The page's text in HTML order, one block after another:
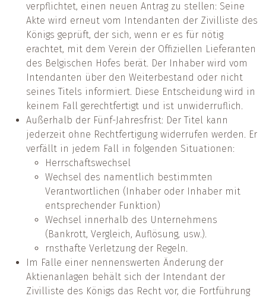
verpflichtet, einen neuen Antrag zu stellen: Seine
Akte wird erneut vom Intendanten der Zivilliste des
Königs geprüft, der sich, wenn er es für nötig
erachtet, mit dem Verein der Offiziellen Lieferanten
des Belgischen Hofes berät. Der Inhaber wird vom
Intendanten über den Weiterbestand oder nicht
seines Titels informiert. Diese Entscheidung wird in
keinem Fall gerechtfertigt und ist unwiderruflich.
Außerhalb der Fünf-Jahresfrist: Der Titel kann
jederzeit ohne Rechtfertigung widerrufen werden. Er
verfällt in jedem Fall in folgenden Situationen:
Herrschaftswechsel
Wechsel des namentlich bestimmten
Verantwortlichen (Inhaber oder Inhaber mit
entsprechender Funktion)
Wechsel innerhalb des Unternehmens
(Bankrott, Vergleich, Auflösung, usw.).
rnsthafte Verletzung der Regeln.
Im Falle einer nennenswerten Änderung der
Aktienanlagen behält sich der Intendant der
Zivilliste des Königs das Recht vor, die Fortführung